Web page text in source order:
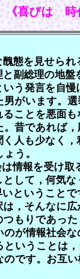
《喜びは 時
態を見せられ
と副総理の地
う発言を自
男がいます。
ることを悪面
。昔であれば
く人も少なく
う。
情報を受け取
として，何気
いということ
は，そんなに
つもりであっ
のが情報社会
ということは
のです。お互